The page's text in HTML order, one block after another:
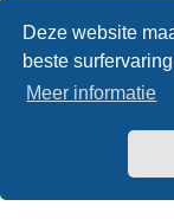
Deze website
beste
Meer informatie